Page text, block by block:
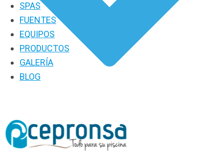
SPAS
FUENTES
EQUIPOS
PRODUCTOS
GALERÍA
BLOG
PRODUCTOS